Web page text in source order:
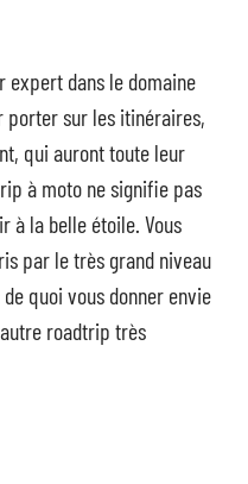
expert dans le domaine
porter sur les itinéraires,
qui auront toute leur
à moto ne signifie pas
à la belle étoile. Vous
par le très grand niveau
quoi vous donner envie
roadtrip très